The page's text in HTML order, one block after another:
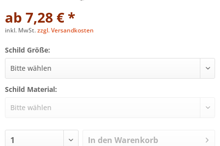
ab 7,28 € *
inkl. MwSt.zzgl. Versandkosten
Schild Größe:
Schild Material:
In den Warenkorb